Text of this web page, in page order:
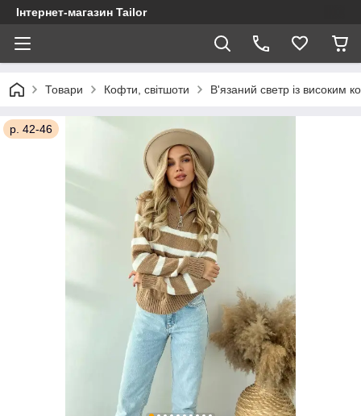
Інтернет-магазин Tailor
Товари Кофти, світшоти В'язаний светр із високим
р. 42-46